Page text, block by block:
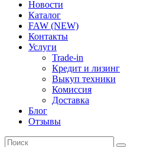
Новости
Каталог
FAW (NEW)
Контакты
Услуги
Trade-in
Кредит и лизинг
Выкуп техники
Комиссия
Доставка
Блог
Отзывы